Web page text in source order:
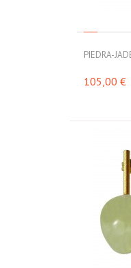
PIEDRA-
105,00 €